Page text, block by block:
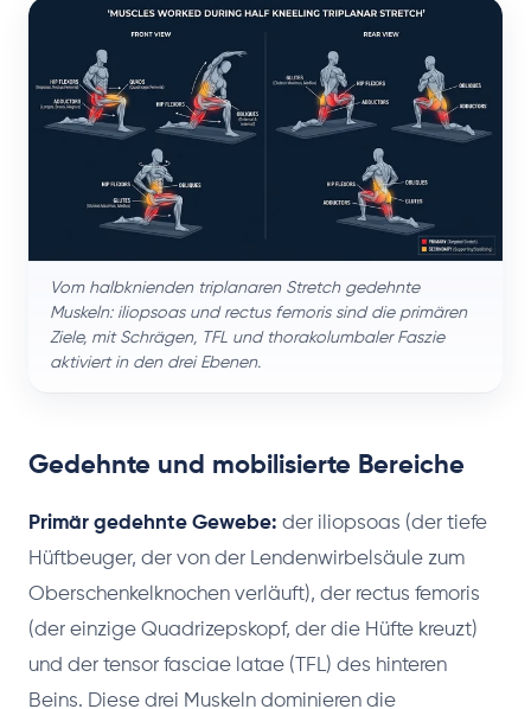
Vom halbknienden triplanaren Stretch gedehnte
Muskeln: iliopsoas und rectus femoris sind die primären
Ziele, mit Schrägen, TFL und thorakolumbaler Faszie
aktiviert in den drei Ebenen.
Gedehnte und mobilisierte Bereiche
Primär gedehnte Gewebe: der iliopsoas (der tiefe
Hüftbeuger, der von der Lendenwirbelsäule zum
Oberschenkelknochen verläuft), der rectus femoris
(der einzige Quadrizepskopf, der die Hüfte kreuzt)
und der tensor fasciae latae (TFL) des hinteren
Beins. Diese drei Muskeln dominieren die